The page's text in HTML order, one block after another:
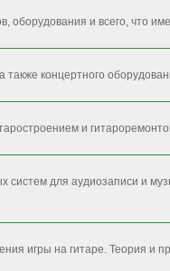
оборудования и всего, что
также концертного
и
систем для аудиозаписи и
игры на гитаре. Теория и